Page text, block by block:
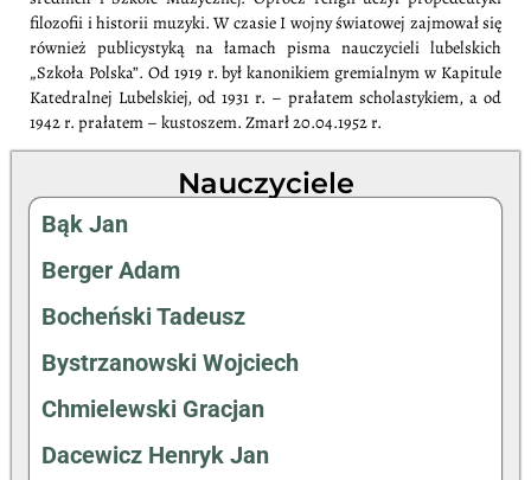
filozofii i historii muzyki. W czasie I wojny światowej zajmował się
również publicystyką na łamach pisma nauczycieli lubelskich
„Szkoła Polska”. Od 1919 r. był kanonikiem gremialnym w Kapitule
Katedralnej Lubelskiej, od 1931 r. – prałatem scholastykiem, a od
1942 r. prałatem – kustoszem. Zmarł 20.04.1952 r.
Nauczyciele
Bąk Jan
Berger Adam
Bocheński Tadeusz
Bystrzanowski Wojciech
Chmielewski Gracjan
Dacewicz Henryk Jan